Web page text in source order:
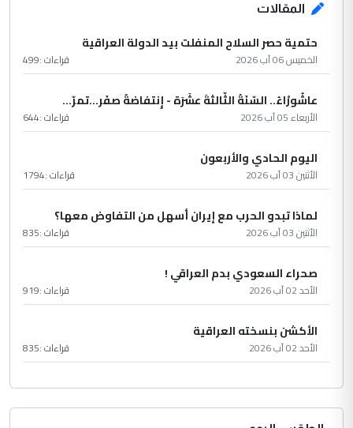
المقالات
حتمية حصر السلاح المنفلت بيد الدولة العراقية
الخميس 06 آب 2026 قراءات :499
عاشُورْاءُ.. السّنَةُ الثّالثةَ عشَرَة - إِنتفاضةُ صفَر…تمرّ...
الأربعاء 05 آب 2026 قراءات :644
اليوم الحادي والأربعون
الأثنين 03 آب 2026 قراءات :1794
لماذا تبدو الحرب مع إيران أسهل من التفاوض معها؟
الأثنين 03 آب 2026 قراءات :835
صحراء السعودي بدم العراقي !
الأحد 02 آب 2026 قراءات :919
الأكشن بنسخته العراقية
الأحد 02 آب 2026 قراءات :835